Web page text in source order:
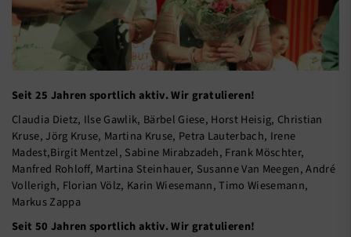
Seit 25 Jahren sportlich aktiv. Wir gratulieren!
Claudia Dietz, Ilse Gawlik, Bärbel Giese, Horst Heisig, Christian
Kruse, Jörg Kruse, Martina Kruse, Petra Lauterbach, Irene
Madest,Birgit Mentzel, Sabine Mirabzadeh, Frank Möschter,
Manfred Rohloff, Martina Steinhauer, Susanne Van Meegen, André
Vollerigh, Florian Völz, Karin Wiesemann, Timo Wiesemann,
Markus Zappa
Seit 50 Jahren sportlich aktiv. Wir gratulieren!